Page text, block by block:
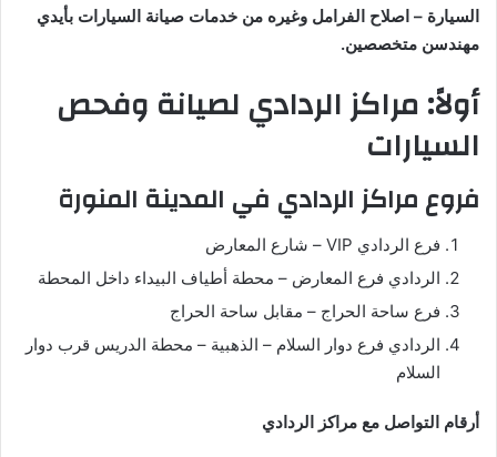
السيارة – اصلاح الفرامل وغيره من خدمات صيانة السيارات بأيدي
مهندسن متخصصين.
أولاً: مراكز الردادي لصيانة وفحص
السيارات
فروع مراكز الردادي في المدينة المنورة
فرع الردادي VIP – شارع المعارض
الردادي فرع المعارض – محطة أطياف البيداء داخل المحطة
فرع ساحة الحراج – مقابل ساحة الحراج
الردادي فرع دوار السلام – الذهبية – محطة الدريس قرب دوار
السلام
أرقام التواصل مع مراكز الردادي